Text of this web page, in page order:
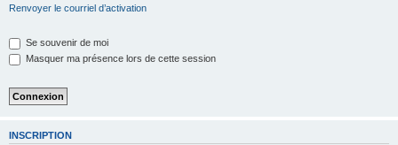
Renvoyer le courriel d’activation
Se souvenir de moi
Masquer ma présence lors de cette session
INSCRIPTION